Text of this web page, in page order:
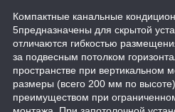
Компактные канальные
5предназначены для скрытой
отличаются гибкостью
за подвесным потолком
пространстве при вертикальном
размеры (всего 200 мм по
преимуществом при